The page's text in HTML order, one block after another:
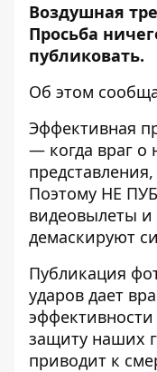
Воздушная
Просьба
публиковать.
Об этом
Эффективная
— когда враг о
Поэтому НЕ
видеовылеты и
демаскируют
Публикация
ударов дает
защиту наших
приводит к